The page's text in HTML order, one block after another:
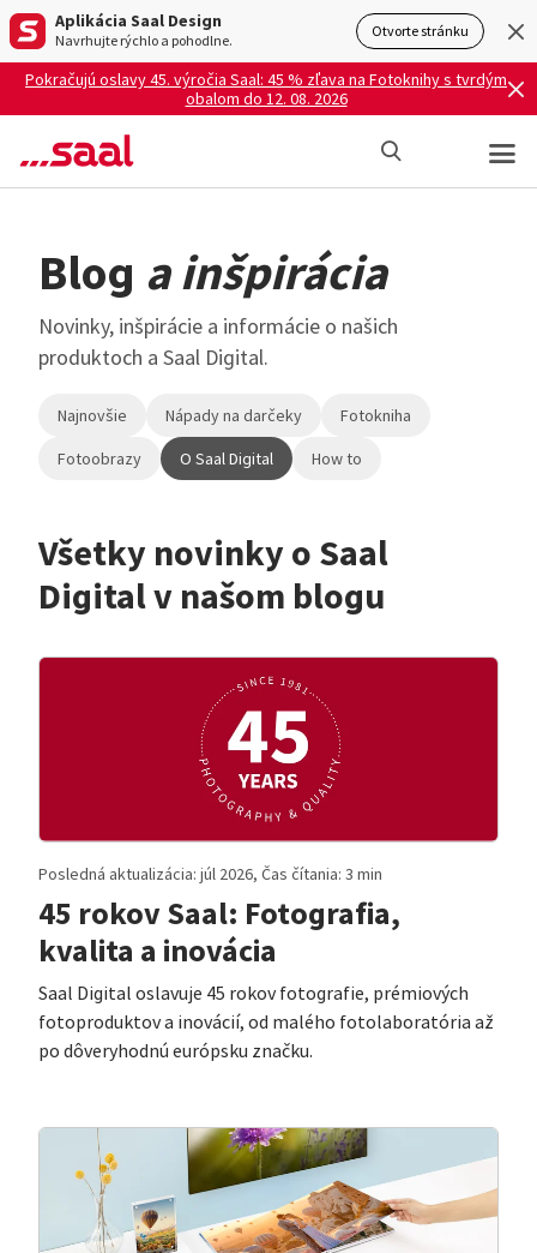
Aplikácia Saal Design
Navrhujte rýchlo a pohodlne. Otvorte stránku
Pokračujú oslavy 45. výročia Saal: 45 % zľava na Fotoknihy s tvrdým
obalom do 12. 08. 2026
Blog a inšpirácia
Novinky, inšpirácie a informácie o našich
produktoch a Saal Digital.
Najnovšie Nápady na darčeky
Fotokniha
Fotoobrazy
O Saal Digital How to
Všetky novinky o Saal
Digital v našom blogu
Posledná aktualizácia: júl 2026, Čas čítania: 3 min
45 rokov Saal: Fotografia,
kvalita a inovácia
Saal Digital oslavuje 45 rokov fotografie, prémiových
fotoproduktov a inovácií, od malého fotolaboratória až
po dôveryhodnú európsku značku.